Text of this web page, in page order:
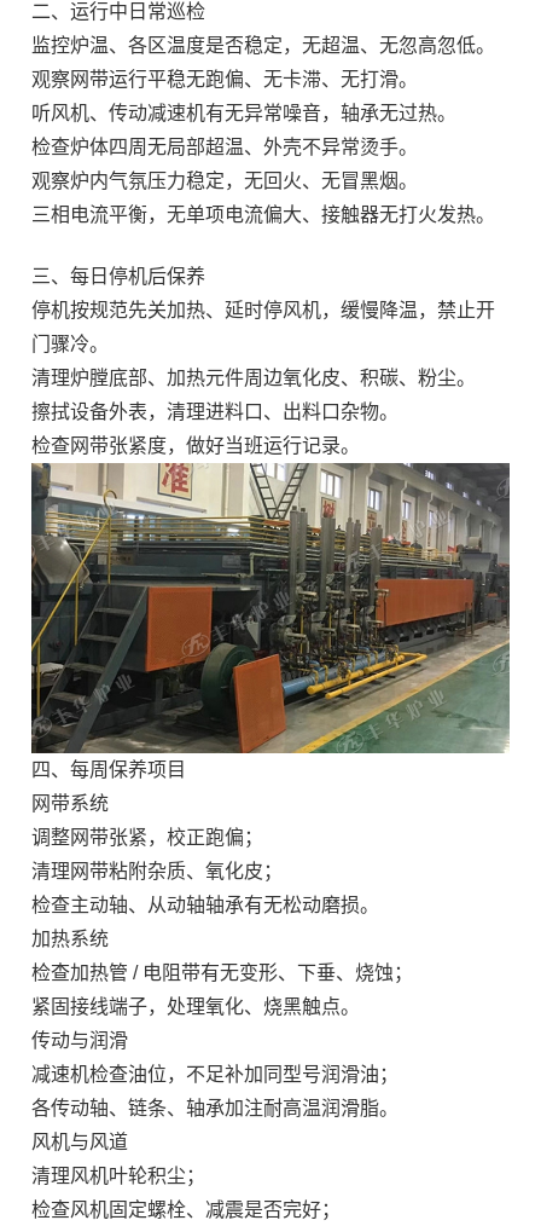
二、运行中日常巡检
监控炉温、各区温度是否稳定，无超温、无忽高忽低。
观察网带运行平稳无跑偏、无卡滞、无打滑。
听风机、传动减速机有无异常噪音，轴承无过热。
检查炉体四周无局部超温、外壳不异常烫手。
观察炉内气氛压力稳定，无回火、无冒黑烟。
三相电流平衡，无单项电流偏大、接触器无打火发热。
三、每日停机后保养
停机按规范先关加热、延时停风机，缓慢降温，禁止开
门骤冷。
清理炉膛底部、加热元件周边氧化皮、积碳、粉尘。
擦拭设备外表，清理进料口、出料口杂物。
检查网带张紧度，做好当班运行记录。
四、每周保养项目
网带系统
调整网带张紧，校正跑偏；
清理网带粘附杂质、氧化皮；
检查主动轴、从动轴轴承有无松动磨损。
加热系统
检查加热管 / 电阻带有无变形、下垂、烧蚀；
紧固接线端子，处理氧化、烧黑触点。
传动与润滑
减速机检查油位，不足补加同型号润滑油；
各传动轴、链条、轴承加注耐高温润滑脂。
风机与风道
清理风机叶轮积尘；
检查风机固定螺栓、减震是否完好；